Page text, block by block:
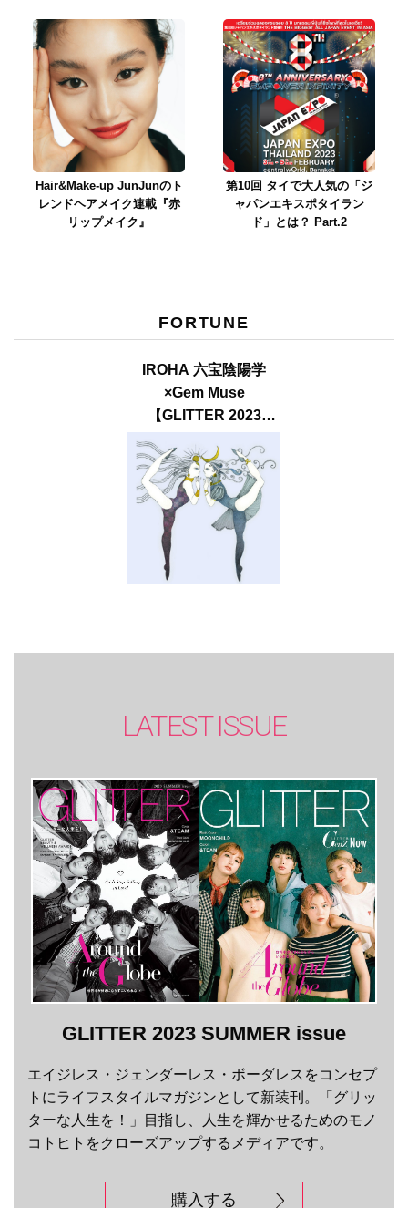
Hair&Make-up JunJunのト
レンドヘアメイク連載『赤
リップメイク』
第10回 タイで大人気の「ジ
ャパンエキスポタイラン
ド」とは？ Part.2
FORTUNE
IROHA 六宝陰陽学
×Gem Muse
【GLITTER 2023
SUMMER issue】
LATEST ISSUE
GLITTER 2023 SUMMER issue
エイジレス・ジェンダーレス・ボーダレスをコンセプ
トにライフスタイルマガジンとして新装刊。「グリッ
ターな人生を！」目指し、人生を輝かせるためのモノ
コトヒトをクローズアップするメディアです。
購入する